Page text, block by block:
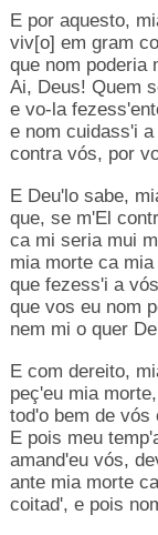
E por aquesto,
viv[o] em gram
que nom poderia
Ai, Deus! Quem
e vo-la
e nom cuidass'i a
contra vós, por
E Deu'lo sabe,
que, se m'El
ca mi seria mui
mia morte ca
que fezess'i a
que vos eu nom
nem mi o quer
E com dereito,
peç'eu mia
tod'o bem de vós
E pois meu
amand'eu vós,
ante mia morte
coitad', e pois